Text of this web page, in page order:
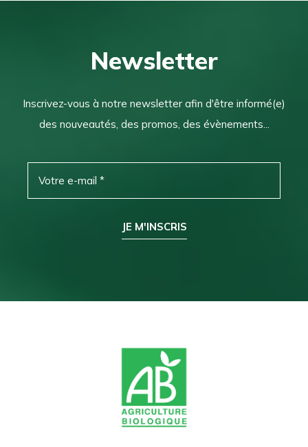
Newsletter
Inscrivez-vous à notre newsletter afin d'être informé(e)
des nouveautés, des promos, des évènements...